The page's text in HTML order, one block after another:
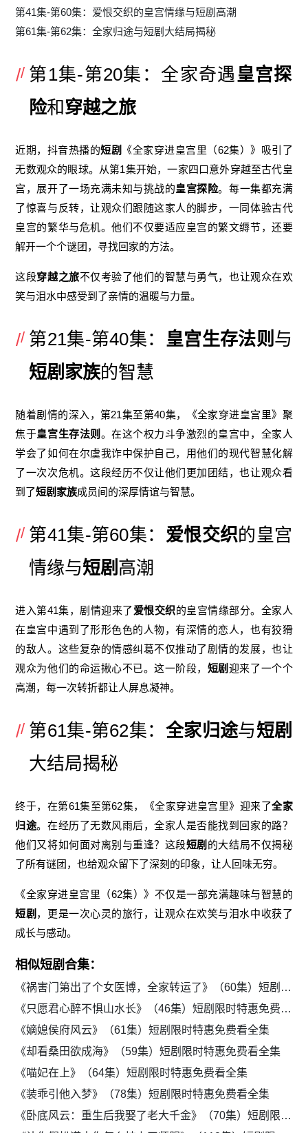
第41集-第60集：爱恨交织的皇宫情缘与短剧高潮
第61集-第62集：全家归途与短剧大结局揭秘
第1集-第20集：全家奇遇皇宫探
险和穿越之旅
近期，抖音热播的短剧
《全家穿进皇宫里（62集）》吸引了
无数观众的眼球。从第1集开始，一家四口意外穿越至古代皇
宫，展开了一场充满未知与挑战的皇宫探险。每一集都充满
了惊喜与反转，让观众们跟随这家人的脚步，一同体验古代
皇宫的繁华与危机。他们不仅要适应皇宫的繁文缛节，还要
解开一个个谜团，寻找回家的方法。
这段穿越之旅不仅考验了他们的智慧与勇气，也让观众在欢
笑与泪水中感受到了亲情的温暖与力量。
第21集-第40集： 皇宫生存法则与
短剧家族的智慧
随着剧情的深入，第21集至第40集，《全家穿进皇宫里》聚
焦于皇宫生存法则 。在这个权力斗争激烈的皇宫中，全家人
学会了如何在尔虞我诈中保护自己，用他们的现代智慧化解
了一次次危机。这段经历不仅让他们更加团结，也让观众看
到了短剧家族成员间的深厚情谊与智慧。
第41集-第60集： 爱恨交织的皇宫
情缘与短剧高潮
进入第41集，剧情迎来了 爱恨交织的皇宫情缘部分。全家人
在皇宫中遇到了形形色色的人物，有深情的恋人，也有狡猾
的敌人。这些复杂的情感纠葛不仅推动了剧情的发展，也让
观众为他们的命运揪心不已。这一阶段， 短剧 迎来了一个个
高潮，每一次转折都让人屏息凝神。
第61集-第62集： 全家归途与短剧
大结局揭秘
终于，在第61集至第62集，《全家穿进皇宫里》迎来了全家
归途。在经历了无数风雨后，全家人是否能找到回家的路？
他们又将如何面对离别与重逢？这段短剧 的大结局不仅揭秘
了所有谜团，也给观众留下了深刻的印象，让人回味无穷。
《全家穿进皇宫里（62集）》不仅是一部充满趣味与智慧的
短剧 ，更是一次心灵的旅行，让观众在欢笑与泪水中收获了
成长与感动。
相似短剧合集：
《祸害门第出了个女医博，全家转运了》（60集）短剧限时特惠免费看全集
《只愿君心醉不惧山水长》（46集）短剧限时特惠免费看全集
《嫡媳侯府风云》（61集）短剧限时特惠免费看全集
《却看桑田欲成海》（59集）短剧限时特惠免费看全集
《喵妃在上》（64集）短剧限时特惠免费看全集
《装乖引他入梦》（78集）短剧限时特惠免费看全集
《卧底风云：重生后我娶了老大千金》（70集）短剧限时特惠免费看全集